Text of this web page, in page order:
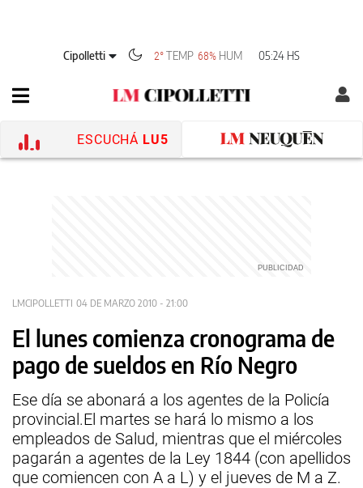
Cipolletti 2° TEMP 68% HUM 05:24 HS
ESCUCHÁ LU5
LMCIPOLLETTI 04 DE MARZO 2010 - 21:00
El lunes comienza cronograma de
pago de sueldos en Río Negro
Ese día se abonará a los agentes de la Policía
provincial.El martes se hará lo mismo a los
empleados de Salud, mientras que el miércoles
pagarán a agentes de la Ley 1844 (con apellidos
que comiencen con A a L) y el jueves de M a Z.